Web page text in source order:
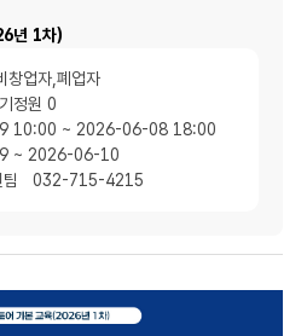
년 1차)
창업자,폐업자
정원 0
10:00 ~ 2026-06-08 18:00
~ 2026-06-10
팀 032-715-4215